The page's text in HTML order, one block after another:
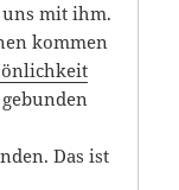
mit ihm.
kommen
Das ist